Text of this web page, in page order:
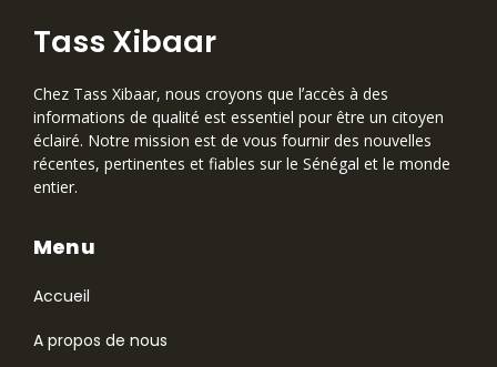
Tass Xibaar
Chez Tass Xibaar, nous croyons que lʼaccès à des
informations de qualité est essentiel pour être un citoyen
éclairé. Notre mission est de vous fournir des nouvelles
récentes, pertinentes et fiables sur le Sénégal et le monde
entier.
Accueil
A propos de nous
Menu